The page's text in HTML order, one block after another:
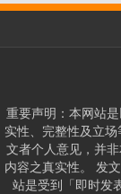
重要声明：本网站
实性、完整性及立
文者个人意见，并
内容之真实性。 发
站是受到「即时发